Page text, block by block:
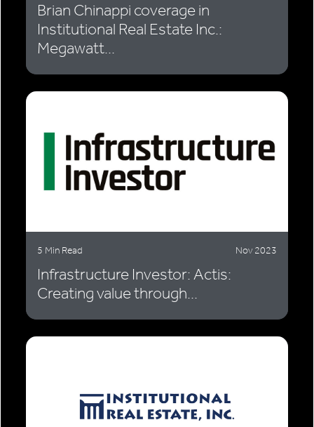
Brian Chinappi coverage in
Institutional Real Estate Inc.:
Megawatt...
5 Min Read Nov 2023
Infrastructure Investor: Actis:
Creating value through...